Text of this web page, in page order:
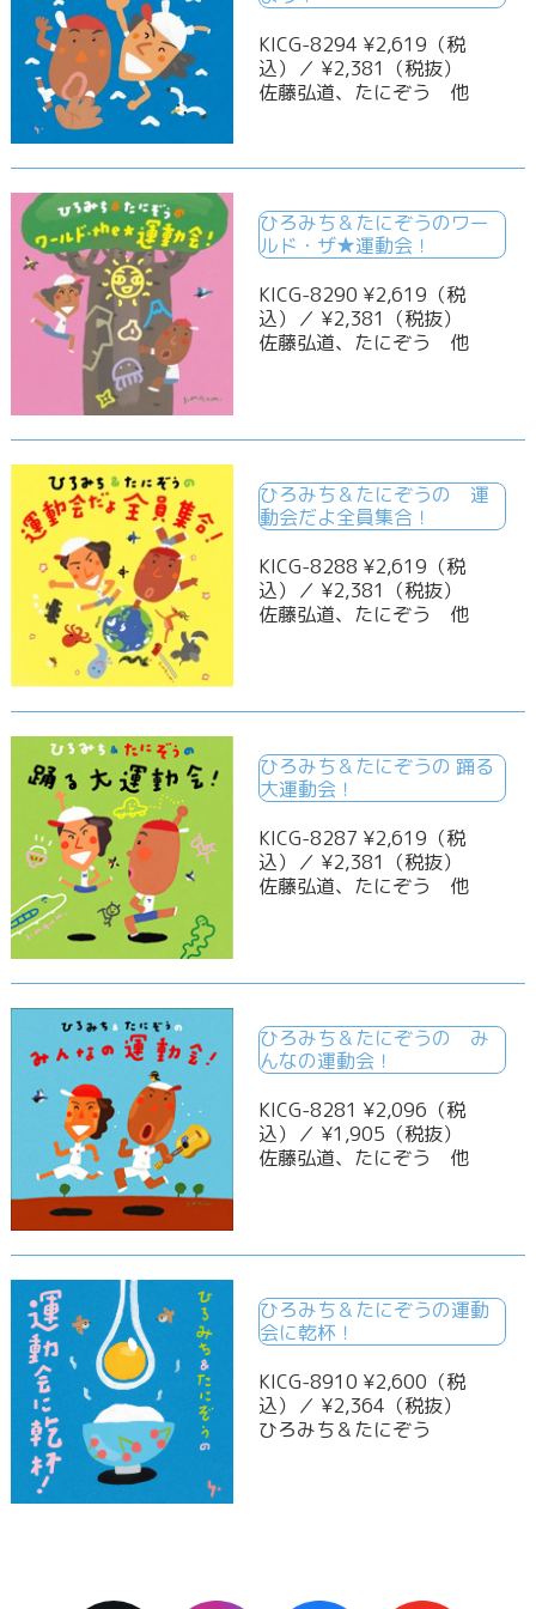
KICG-8294 ¥2,619（税
込）／ ¥2,381（税抜）
佐藤弘道、たにぞう 他
ひろみち＆たにぞうのワー
ルド・ザ★運動会！
KICG-8290 ¥2,619（税
込）／ ¥2,381（税抜）
佐藤弘道、たにぞう 他
ひろみち＆たにぞうの 運
動会だよ全員集合！
KICG-8288 ¥2,619（税
込）／ ¥2,381（税抜）
佐藤弘道、たにぞう 他
ひろみち＆たにぞうの 踊る
大運動会！
KICG-8287 ¥2,619（税
込）／ ¥2,381（税抜）
佐藤弘道、たにぞう 他
ひろみち＆たにぞうの み
んなの運動会！
KICG-8281 ¥2,096（税
込）／ ¥1,905（税抜）
佐藤弘道、たにぞう 他
ひろみち＆たにぞうの運動
会に乾杯！
KICG-8910 ¥2,600（税
込）／ ¥2,364（税抜）
ひろみち＆たにぞう